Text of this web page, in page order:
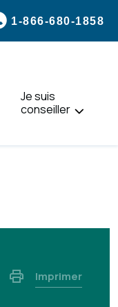
Je suis
conseiller
1-866-680-1858
Imprimer